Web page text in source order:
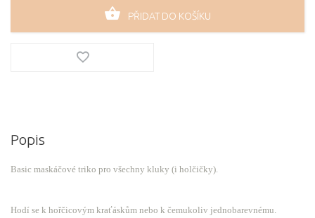
PŘIDAT DO KOŠÍKU
Popis
Basic maskáčové triko pro všechny kluky (i holčičky).
Hodí se k hořčicovým kraťáskům nebo k čemukoliv jednobarevnému.